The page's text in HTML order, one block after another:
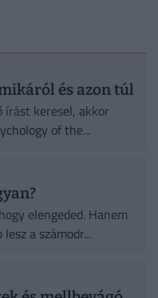
és azon túl
írást keresel, akkor
of the...
elengeded. Hanem
a számodr...